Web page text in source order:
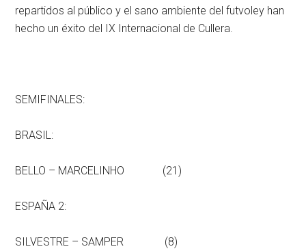
repartidos al público y el sano ambiente del futvoley han
hecho un éxito del IX Internacional de Cullera.
SEMIFINALES:
BRASIL:
BELLO – MARCELINHO (21)
ESPAÑA 2:
SILVESTRE – SAMPER (8)